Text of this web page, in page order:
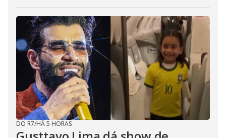
DO R7/HÁ 5 HORAS